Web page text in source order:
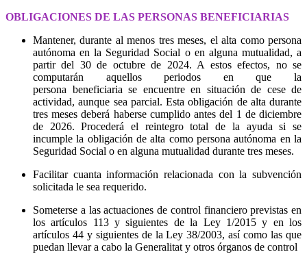
OBLIGACIONES DE LAS PERSONAS BENEFICIARIAS
Mantener, durante al menos tres meses, el alta como persona
autónoma en la Seguridad Social o en alguna mutualidad, a
partir del 30 de octubre de 2024. A estos efectos, no se
computarán aquellos periodos en que la
persona beneficiaria se encuentre en situación de cese de
actividad, aunque sea parcial. Esta obligación de alta durante
tres meses deberá haberse cumplido antes del 1 de diciembre
de 2026. Procederá el reintegro total de la ayuda si se
incumple la obligación de alta como persona autónoma en la
Seguridad Social o en alguna mutualidad durante tres meses.
Facilitar cuanta información relacionada con la subvención
solicitada le sea requerido.
Someterse a las actuaciones de control financiero previstas en
los artículos 113 y siguientes de la Ley 1/2015 y en los
artículos 44 y siguientes de la Ley 38/2003, así como las que
puedan llevar a cabo la Generalitat y otros órganos de control